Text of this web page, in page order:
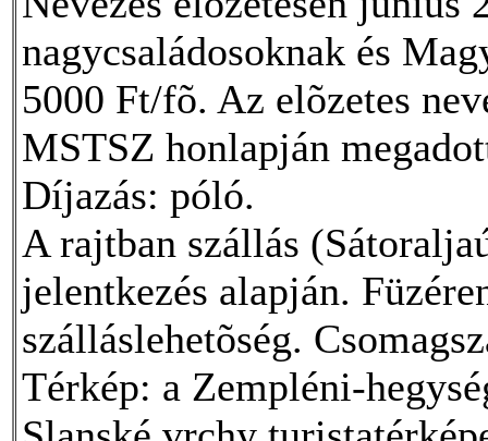
nagycsaládosoknak és
5000 Ft/fõ. Az elõzetes
MSTSZ honlapján
Díjazás: póló.
A rajtban szállás
jelentkezés alapján.
szálláslehetõség.
Térkép: a Zempléni-